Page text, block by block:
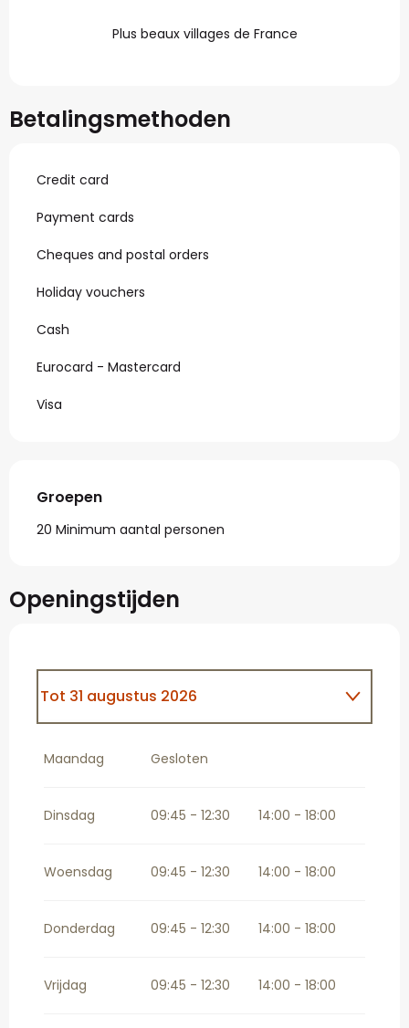
Plus beaux villages de France
Betalingsmethoden
Credit card
Payment cards
Cheques and postal orders
Holiday vouchers
Cash
Eurocard - Mastercard
Visa
Groepen
Groepen
20 Minimum aantal personen
Openingstijden
Tot 31 augustus 2026
december 2026
Maandag Gesloten
Dinsdag 09:45 - 12:30 14:00 - 18:00
Woensdag 09:45 - 12:30 14:00 - 18:00
Donderdag 09:45 - 12:30 14:00 - 18:00
Vrijdag 09:45 - 12:30 14:00 - 18:00